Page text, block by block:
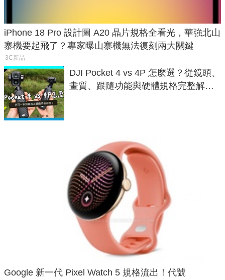
iPhone 18 Pro 設計圖 A20 晶片規格全看光，華強北山
寨機要起飛了？專家曝山寨機無法復刻兩大關鍵
3C新品
DJI Pocket 4 vs 4P 怎麼選？從鏡頭、
畫質、跟隨功能與硬體規格完整解
Google 新一代 Pixel Watch 5 規格流出！代號